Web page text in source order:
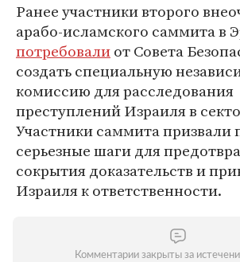
Ранее участники второго
арабо-исламского саммита в
потребовалиот Совета
создать специальную
комиссию для расследования
преступлений Израиля в
Участники саммита призвали
серьезные шаги для
сокрытия доказательств и
Израиля к ответственности.
Комментарии закрыты за